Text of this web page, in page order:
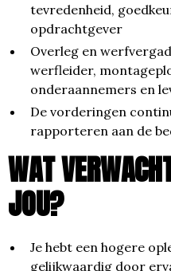
tevredenheid,
opdrachtgever
Overleg en
werfleider,
onderaannemers en
De vorderingen
rapporteren aan de
WAT
JOU?
Je hebt een hogere
gelijkwaardig door